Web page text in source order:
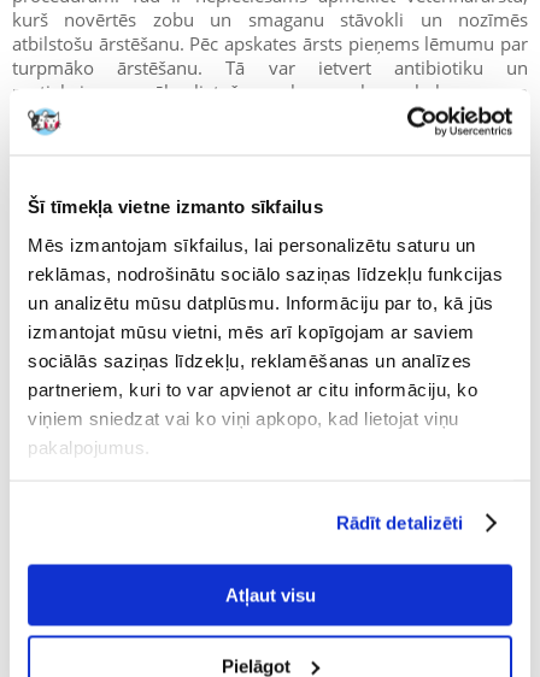
Šī tīmekļa vietne izmanto sīkfailus
Mēs izmantojam sīkfailus, lai personalizētu saturu un
reklāmas, nodrošinātu sociālo saziņas līdzekļu funkcijas
un analizētu mūsu datplūsmu. Informāciju par to, kā jūs
izmantojat mūsu vietni, mēs arī kopīgojam ar saviem
sociālās saziņas līdzekļu, reklamēšanas un analīzes
partneriem, kuri to var apvienot ar citu informāciju, ko
viņiem sniedzat vai ko viņi apkopo, kad lietojat viņu
pakalpojumus.
Rādīt detalizēti
Atļaut visu
Pielāgot
kurš novērtēs zobu un smaganu stāvokli un nozīmēs
atbilstošu ārstēšanu. Pēc apskates ārsts pieņems lēmumu par
turpmāko ārstēšanu. Tā var ietvert antibiotiku un
pretiekaisuma zāļu lietošanu, kam seko zobakmens un
aplikuma noņemšana vai lēmums par mutes tīrīšanu.
noņemt arī dažus zobus, uz kuriem bija tikai aplikums. Tad
nepieciešama turpmāka antibiotiku terapija.
Viens no izplatītākajiem dzīvnieku turētāju argumentiem pret
mutes dobuma higiēnu ir anestēzija. Parasti ārsts dzird, ka
vecākam sunim vai kaķim tas ir liels risks, un ar šiem zobiem
viņš kaut kā tiek galā. Taču, kā jau iepriekš minēju, periodonta
slimības neaprobežojas tikai ar zobiem. Ļaujiet man izlaist šīs
slimības izraisīto hronisko sāpju problēmu. Un tas, ka
dzīvnieks joprojām neēd pilnīgi neko, nav arguments, ka
Ir pierādīts, ka zobu aplikumu veidojošās baktērijas veicina
miokardītu, kas var izraisīt nāvi vai, visbiežāk,
neatgriezeniskus sirds muskuļa bojājumus. Pierādīts, ka
periodonta slimības, ko sarežģī baktērijas, izraisa arī
bakteriālu pneimoniju, diabētu un mazu svaru. Turklāt
biofilmā esošās baktērijas vai to radītie toksīni var izplatīties
pa visu ķermeni ar asinsrites ceļiem.